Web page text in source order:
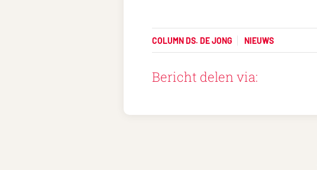
COLUMN DS. DE JONG NIEUWS
Bericht delen via: